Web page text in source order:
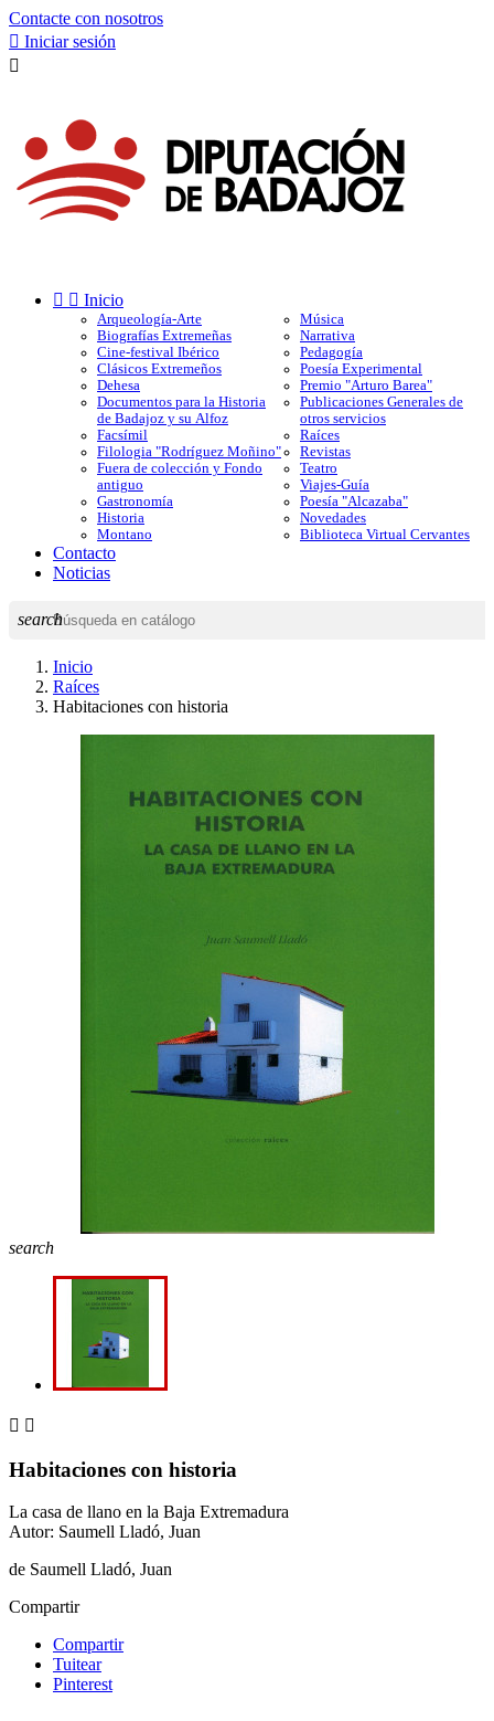
Contacte con nosotros
 Iniciar sesión

  Inicio
Arqueología-Arte
Biografías Extremeñas
Cine-festival Ibérico
Clásicos Extremeños
Dehesa
Documentos para la Historia
de Badajoz y su Alfoz
Facsímil
Filologia "Rodríguez Moñino"
Fuera de colección y Fondo
antiguo
Gastronomía
Historia
Montano
Música
Narrativa
Pedagogía
Poesía Experimental
Premio "Arturo Barea"
Publicaciones Generales de
otros servicios
Raíces
Revistas
Teatro
Viajes-Guía
Poesía "Alcazaba"
Novedades
Biblioteca Virtual Cervantes
Contacto
Noticias
search
Inicio
Raíces
Habitaciones con historia
search
 
Habitaciones con historia
La casa de llano en la Baja Extremadura
Autor: Saumell Lladó, Juan
de Saumell Lladó, Juan
Compartir
Compartir
Tuitear
Pinterest